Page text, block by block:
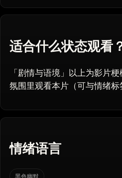
适合什么状态观看
「剧情与语境」以上为影片
氛围里观看本片（可与情绪标
情绪语言
黑色幽默